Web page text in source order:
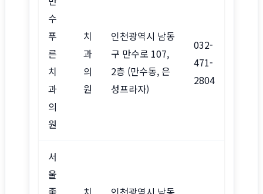
수
푸
른
치
과
의
원
치
과
의
원
인천광역시 남동
구 만수로 107,
2층 (만수동, 은
성프라자)
032-
471-
2804
서
울